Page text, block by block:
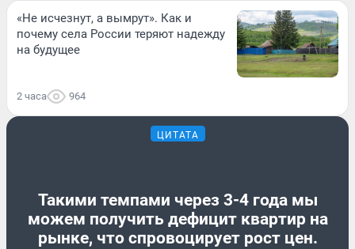
«Не исчезнут, а вымрут». Как и
почему села России теряют надежду
на будущее
2 часа 964
ЦИТАТА
Такими темпами через 3-4 года мы
можем получить дефицит квартир на
рынке, что спровоцирует рост цен.